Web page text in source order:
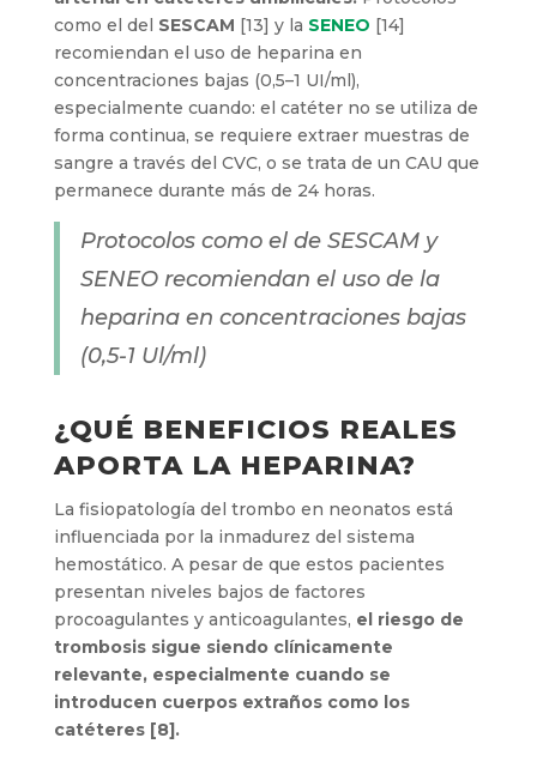
como el del SESCAM [13] y la SENEO [14]
recomiendan el uso de heparina en
concentraciones bajas (0,5–1 UI/ml),
especialmente cuando: el catéter no se utiliza de
forma continua, se requiere extraer muestras de
sangre a través del CVC, o se trata de un CAU que
permanece durante más de 24 horas.
Protocolos como el de SESCAM y
SENEO recomiendan el uso de la
heparina en concentraciones bajas
(0,5-1 Ul/ml)
¿QUÉ BENEFICIOS REALES
APORTA LA HEPARINA?
La fisiopatología del trombo en neonatos está
influenciada por la inmadurez del sistema
hemostático. A pesar de que estos pacientes
presentan niveles bajos de factores
procoagulantes y anticoagulantes, el riesgo de
trombosis sigue siendo clínicamente
relevante, especialmente cuando se
introducen cuerpos extraños como los
catéteres [8].